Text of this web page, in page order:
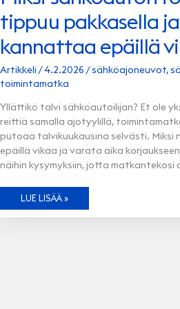
tippuu pakkasella
kannattaa epäillä
Artikkeli /4.2.2026 /sähköajoneuvot,
toimintamatka
Yllättikö talvi sähköautoilijan? Et ole
reittiä samalla ajotyylillä,
putoaa talvikuukausina selvästi. Miksi
epäillä vikaa ja varata aika
näihin kysymyksiin, jotta matkantekosi
MIKSI
TIPPUU PAKKASELLA
LUE LISÄÄ »